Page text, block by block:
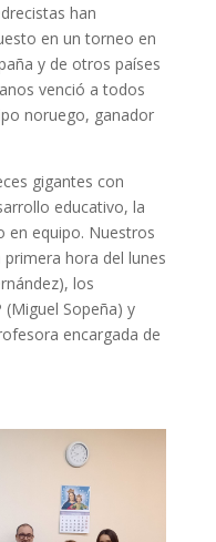
han
en un torneo en
y de otros países
venció a todos
noruego, ganador
gigantes con
educativo, la
en equipo. Nuestros
hora del lunes
los
(Miguel Sopeña) y
encargada de